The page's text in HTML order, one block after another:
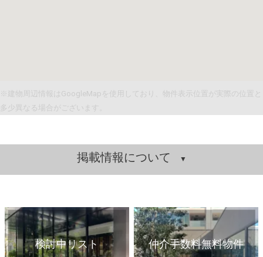
※建物周辺情報はGoogleMapを使用しており、物件表示位置が実際の位置と
多少異なる場合がございます。
掲載情報について
検討中リスト 仲介手数料無料物件